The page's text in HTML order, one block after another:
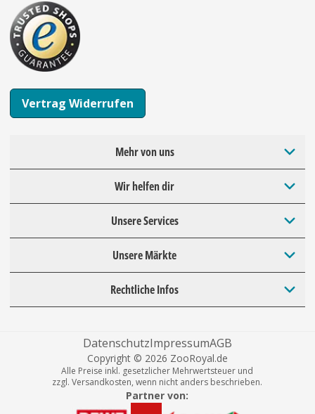
Vertrag Widerrufen
Mehr von uns
Wir helfen dir
Unsere Services
Unsere Märkte
Rechtliche Infos
DatenschutzImpressumAGB
Copyright © 2026 ZooRoyal.de
Alle Preise inkl. gesetzlicher Mehrwertsteuer und
zzgl. Versandkosten, wenn nicht anders beschrieben.
Partner von: